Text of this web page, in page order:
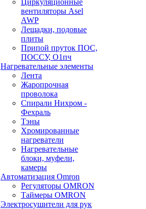
Циркуляционные
вентиляторы Asel
AWP
Лещадки, подовые
плиты
Припой пруток ПОС,
ПОССУ, О1пч
Нагревательные элементы
Лента
Жаропрочная
проволока
Спирали Нихром -
Фехраль
Тэны
Хромированные
нагреватели
Нагревательные
блоки, муфели,
камеры
Автоматизация Omron
Регуляторы OMRON
Таймеры OMRON
Электросушители для рук